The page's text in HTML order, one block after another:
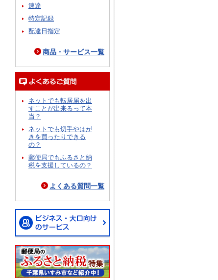
速達
特定記録
配達日指定
商品・サービス一覧
ネットでも転居届を出
すことが出来るって本
当？
ネットでも切手やはが
きを買ったりできる
の？
郵便局でもふるさと納
税を支援しているの？
よくある質問一覧